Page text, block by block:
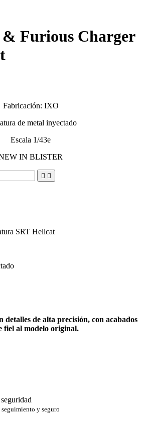
& Furious Charger
Fabricación: IXO
de metal inyectado
Escala 1/43e
IN BLISTER
 
SRT Hellcat
de alta precisión, con acabados
fiel al modelo original.
y seguro